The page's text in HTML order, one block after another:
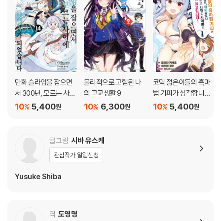
만화 슬라임을 잡으면
서 300년, 모르는 사이
에 레벨MAX가 되었습
5,400원
10%
물리적으로 고립된 나
의 고교생활 9
6,300원
10%
코믹 젊은이들의 흑마
법 기피가 심각합니다
만, 취직해보니 대우도
5,400원
10%
글그림 시바 유스케
관심작가 알림신청
Yusuke Shiba
역 도영명